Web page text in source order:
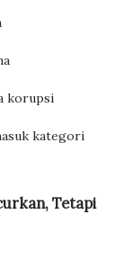
korupsi
kategori
Tetapi